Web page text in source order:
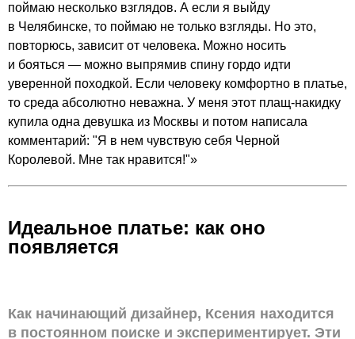
поймаю несколько взглядов. А если я выйду
в Челябинске, то поймаю не только взгляды. Но это,
повторюсь, зависит от человека. Можно носить
и бояться — можно выпрямив спину гордо идти
уверенной походкой. Если человеку комфортно в платье,
то среда абсолютно неважна. У меня этот плащ-накидку
купила одна девушка из Москвы и потом написала
комментарий: "Я в нем чувствую себя Черной
Королевой. Мне так нравится!"»
Идеальное платье: как оно
появляется
Как начинающий дизайнер, Ксения находится
в постоянном поиске и экспериментирует. Эти